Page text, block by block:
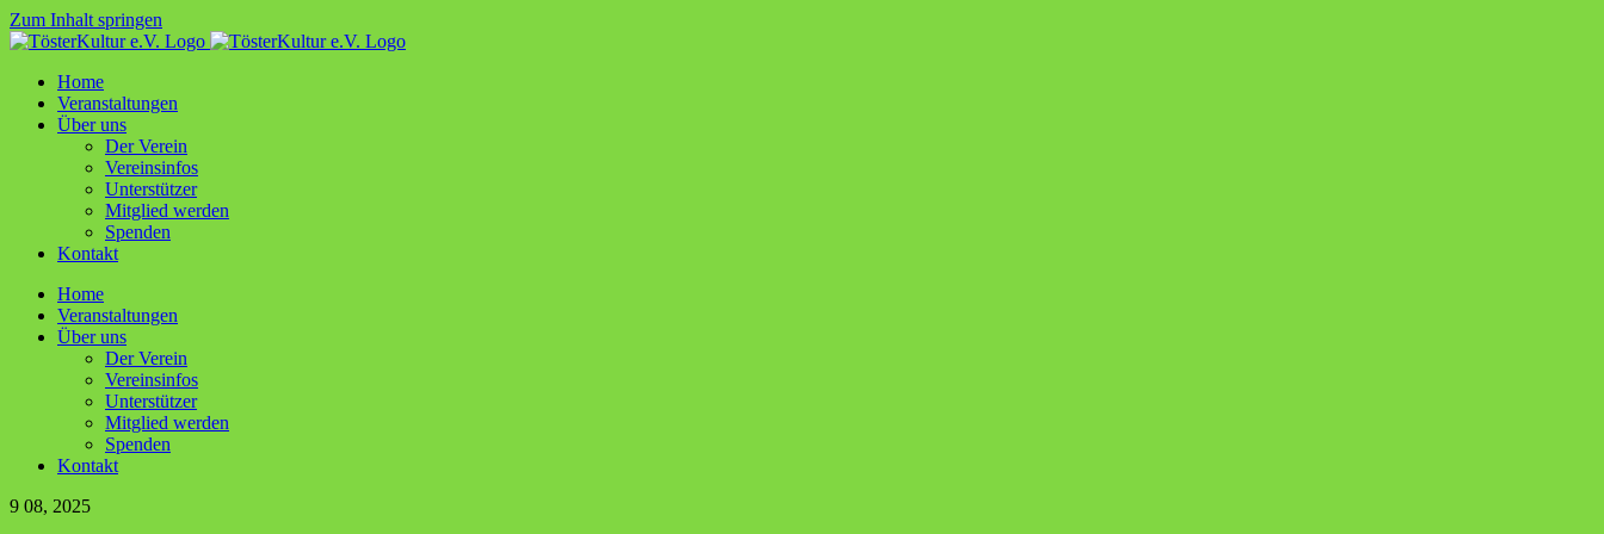
Zum Inhalt springen
Home
Ver­an­stal­tun­gen
Über uns
Der Ver­ein
Ver­ein­sin­fos
Unter­stüt­zer
Mit­glied werden
Spen­den
Kon­takt
Home
Ver­an­stal­tun­gen
Über uns
Der Ver­ein
Ver­ein­sin­fos
Unter­stüt­zer
Mit­glied werden
Spen­den
Kon­takt
9 08, 2025